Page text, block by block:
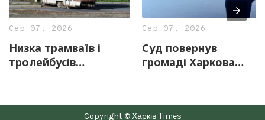
Сер 07, 2026
Низка трамваїв і
тролейбусів
Сер 07, 2026
Суд повернув
громаді Харкова
озера «Очерет»
Copyright © Харків Тimes